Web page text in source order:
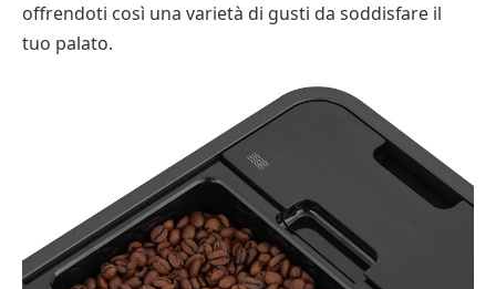
offrendoti così una varietà di gusti da soddisfare il
tuo palato.